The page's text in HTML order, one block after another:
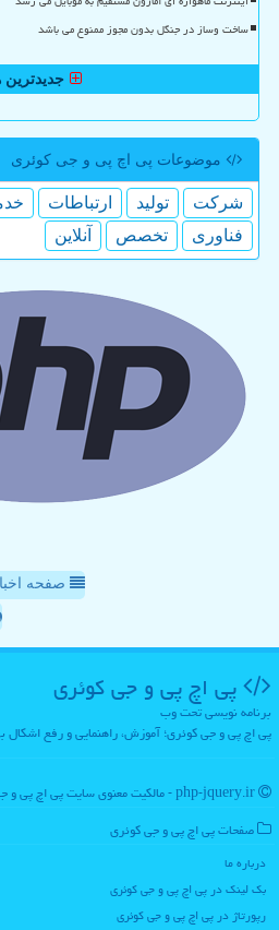
ساخت وساز در جنگل بدون مجوز ممنوع می باشد
جدیدترین
موضوعات پی اچ پی و جی كوئری
شركت تولید ارتباطات
فناوری
تخصص آنلاین
صفحه
پی اچ پی و جی كوئری
برنامه نویسی تحت وب
پی اچ پی و جی کوئری؛ آموزش، راهنمایی و رفع
صفحات پی اچ پی و جی كوئری
درباره ما
بک لینک در پی اچ پی و جی كوئری
رپورتاژ در پی اچ پی و جی كوئری